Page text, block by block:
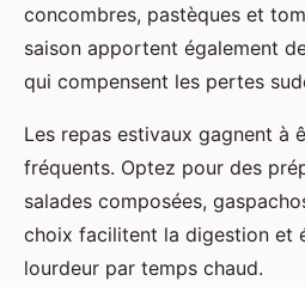
concombres, pastèques et
saison apportent également
qui compensent les pertes
Les repas estivaux gagnent à
fréquents. Optez pour des
salades composées,
choix facilitent la digestion et
lourdeur par temps chaud.